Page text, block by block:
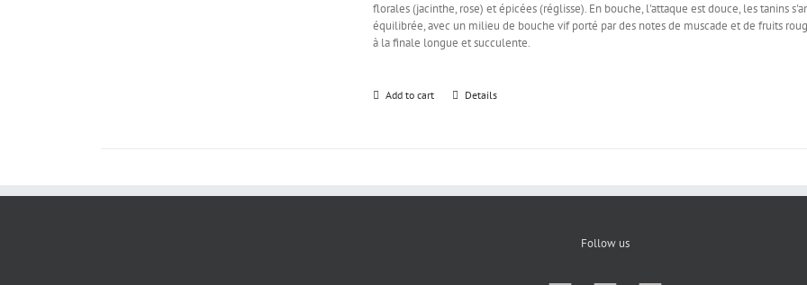
florales (jacinthe, rose) et épicées (réglisse). En bouche, l'attaque est douce, les tanins
équilibrée, avec un milieu de bouche vif porté par des notes de muscade et de fruits
à la finale longue et succulente.
Add to cart Details
Follow us